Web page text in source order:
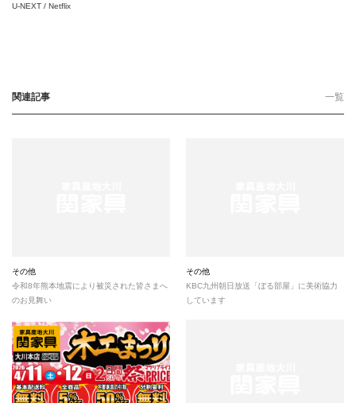
U-NEXT / Netflix
関連記事
その他
令和8年熊本地震により被災された皆さまへ
のお見舞い
その他
KBC九州朝日放送「ぼる部屋」に美術協力
しています
一覧